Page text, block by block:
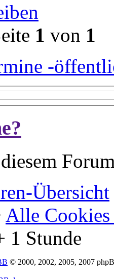
1 von 1
-
Übersicht
Alle Cookies
1 Stunde
© 2000, 2002, 2005, 2007